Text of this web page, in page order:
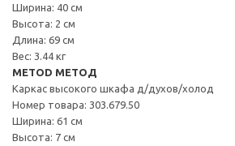
Ширина: 40 см
Высота: 2 см
Длина: 69 см
Вес: 3.44 кг
METOD МЕТОД
Каркас высокого шкафа д/духов/холод
Номер товара: 303.679.50
Ширина: 61 см
Высота: 7 см